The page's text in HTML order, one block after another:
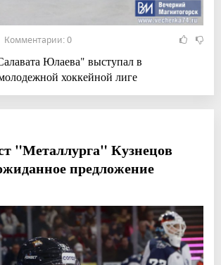
0
Юлаева" выступал в
хоккейной лиге
"Металлурга" Кузнецов
предложение